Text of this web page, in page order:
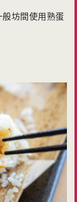
坊間使用熟蛋